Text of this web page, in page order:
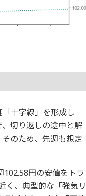
十字線」を形成し
切り返しの途中と解
のため、先週も想定
円の安値をトラ
く、典型的な「強気リ